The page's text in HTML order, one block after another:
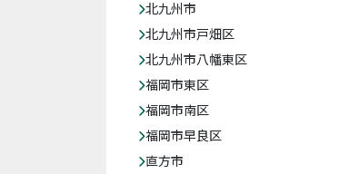
北九州市
北九州市戸畑区
北九州市八幡東区
福岡市東区
福岡市南区
福岡市早良区
直方市